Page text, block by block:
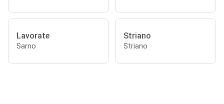
Lavorate
Sarno
Striano
Striano